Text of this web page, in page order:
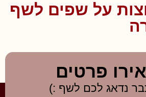
על שפים לשף
פרטים
נדאג לכם לשף :)